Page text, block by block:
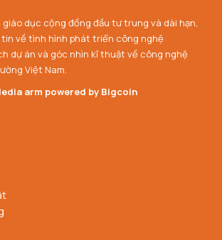
giáo dục cộng đồng đầu tư trung và dài hạn,
về tình hình phát triển công nghệ
dự án và góc nhìn kĩ thuật về công nghệ
Việt Nam.
arm powered by Bigcoin